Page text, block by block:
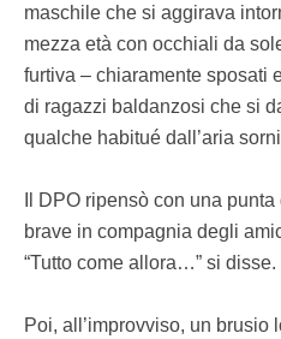
maschile che si aggirava
mezza età con occhiali da
furtiva – chiaramente sposati
di ragazzi baldanzosi che si
qualche habitué dall’aria
Il DPO ripensò con una
brave in compagnia degli
“Tutto come allora…” si disse.
Poi, all’improvviso, un brusio